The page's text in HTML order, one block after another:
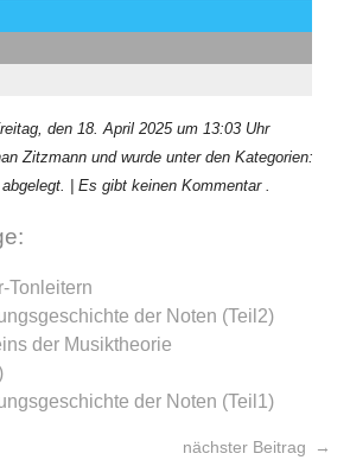
den 18. April 2025 um 13:03 Uhr
Zitzmann und wurde unter den Kategorien:
abgelegt. | Es gibt keinen Kommentar .
Tonleitern
der Noten (Teil2)
der Musiktheorie
der Noten (Teil1)
nächster Beitrag